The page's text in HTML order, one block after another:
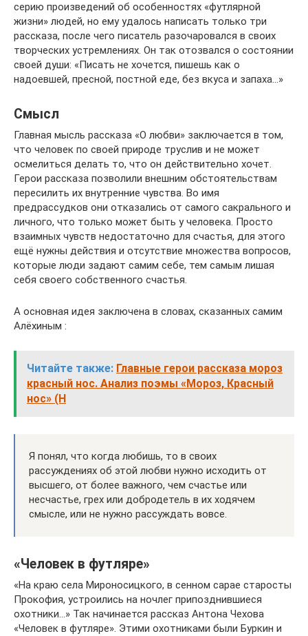
серию произведений об особенностях «футлярной
жизни» людей, но ему удалось написать только три
рассказа, после чего писатель разочаровался в своих
творческих устремлениях. Он так отозвался о состоянии
своей души: «Писать не хочется, пишешь как о
надоевшей, пресной, постной еде, без вкуса и запаха…»
Смысл
Главная мысль рассказа «О любви» заключается в том,
что человек по своей природе труслив и не может
осмелиться делать то, что он действительно хочет.
Герои рассказа позволили внешним обстоятельствам
пересилить их внутренние чувства. Во имя
предрассудков они отказались от самого сакрального и
личного, что только может быть у человека. Просто
взаимных чувств недостаточно для счастья, для этого
ещё нужны действия и отсутствие множества вопросов,
которые люди задают самим себе, тем самым лишая
себя своего собственного счастья.
А основная идея заключена в словах, сказанных самим
Алёхиным :
Читайте также: Главные герои рассказа мороз
красный нос. Анализ поэмы «Мороз, Красный
нос» (Н
Я понял, что когда любишь, то в своих
рассуждениях об этой любви нужно исходить от
высшего, от более важного, чем счастье или
несчастье, грех или добродетель в их ходячем
смысле, или не нужно рассуждать вовсе.
«Человек в футляре»
«На краю села Мироносицкого, в сенном сарае старосты
Прокофия, устроились на ночлег припозднившиеся
охотники…» Так начинается рассказ Антона Чехова
«Человек в футляре». Этими охотниками были Буркин и